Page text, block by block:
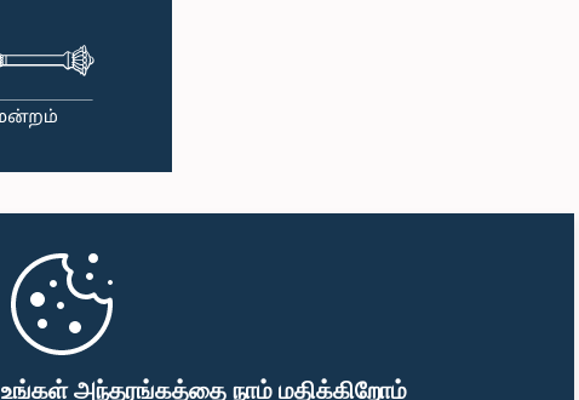
உங்கள் அந்தரங்கத்தை நாம் மதிக்கிறோம்